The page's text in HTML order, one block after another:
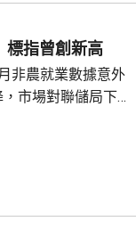
指曾創新高
非農就業數據意外
市場對聯儲局下月